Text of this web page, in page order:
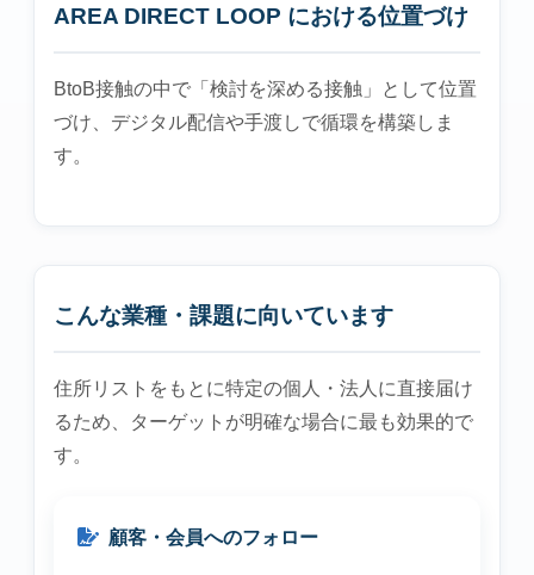
AREA DIRECT LOOP における位置づけ
BtoB接触の中で「検討を深める接触」として位置
づけ、デジタル配信や手渡しで循環を構築しま
す。
こんな業種・課題に向いています
住所リストをもとに特定の個人・法人に直接届け
るため、ターゲットが明確な場合に最も効果的で
す。
顧客・会員へのフォロー